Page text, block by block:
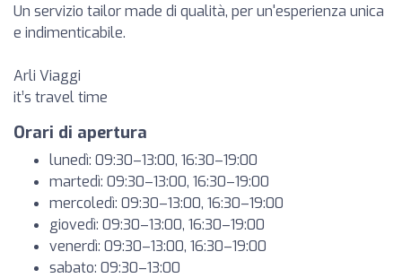
Un servizio tailor made di qualità, per un'esperienza unica
e indimenticabile.
Arli Viaggi
it’s travel time
Orari di apertura
lunedì: 09:30–13:00, 16:30–19:00
martedì: 09:30–13:00, 16:30–19:00
mercoledì: 09:30–13:00, 16:30–19:00
giovedì: 09:30–13:00, 16:30–19:00
venerdì: 09:30–13:00, 16:30–19:00
sabato: 09:30–13:00